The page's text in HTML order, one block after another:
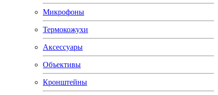
Микрофоны
Термокожухи
Аксессуары
Объективы
Кронштейны